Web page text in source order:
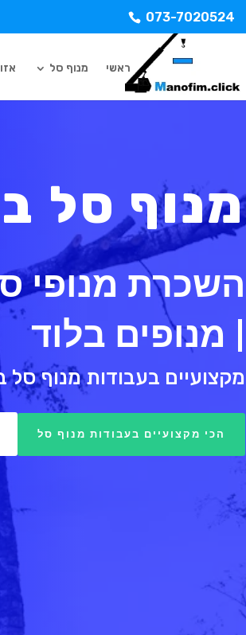
073-7020524
ראשי מנוף סל
מנוף סל
השכרת מנופי
| מנופים בלוד
מקצועיים בעבודות מנוף סל
הכי מקצועיים בעבודות מנוף סל